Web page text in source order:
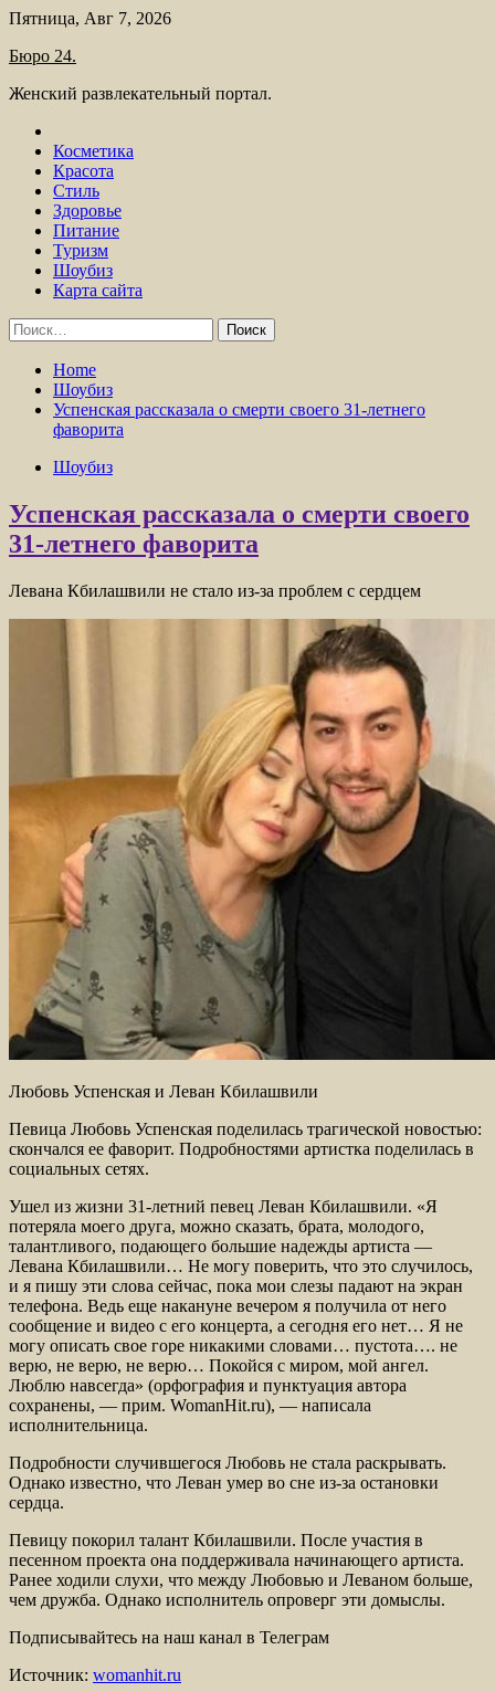
Skip
content
Пятница, Авг 7, 2026
Бюро 24.
Женский развлекательный портал.
Косметика
Красота
Стиль
Здоровье
Питание
Туризм
Шоубиз
Карта сайта
Найти:
Home
Шоубиз
Успенская рассказала о смерти своего 31-летнего
фаворита
Шоубиз
Успенская рассказала о смерти своего
31-летнего фаворита
Левана Кбилашвили не стало из-за проблем с сердцем
Любовь Успенская и Леван Кбилашвили
Певица Любовь Успенская поделилась трагической новостью:
скончался ее фаворит. Подробностями артистка поделилась в
социальных сетях.
Ушел из жизни 31-летний певец Леван Кбилашвили. «Я
потеряла моего друга, можно сказать, брата, молодого,
талантливого, подающего большие надежды артиста —
Левана Кбилашвили… Не могу поверить, что это случилось,
и я пишу эти слова сейчас, пока мои слезы падают на экран
телефона. Ведь еще накануне вечером я получила от него
сообщение и видео с его концерта, а сегодня его нет… Я не
могу описать свое горе никакими словами… пустота…. не
верю, не верю, не верю… Покойся с миром, мой ангел.
Люблю навсегда» (орфография и пунктуация автора
сохранены, — прим. WomanHit.ru), — написала
исполнительница.
Подробности случившегося Любовь не стала раскрывать.
Однако известно, что Леван умер во сне из-за остановки
сердца.
Певицу покорил талант Кбилашвили. После участия в
песенном проекта она поддерживала начинающего артиста.
Ранее ходили слухи, что между Любовью и Леваном больше,
чем дружба. Однако исполнитель опроверг эти домыслы.
Подписывайтесь на наш канал в Телеграм
Источник: womanhit.ru